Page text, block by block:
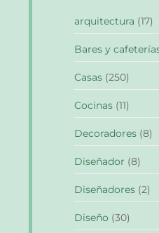
arquitectura (17)
Bares y
Casas (250)
Cocinas (11)
Decoradores (8)
Diseñador (8)
Diseñadores (2)
Diseño (30)